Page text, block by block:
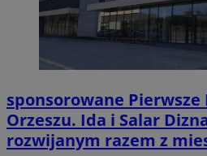
sponsorowane
Orzeszu. Ida i Salar
rozwijanym razem z